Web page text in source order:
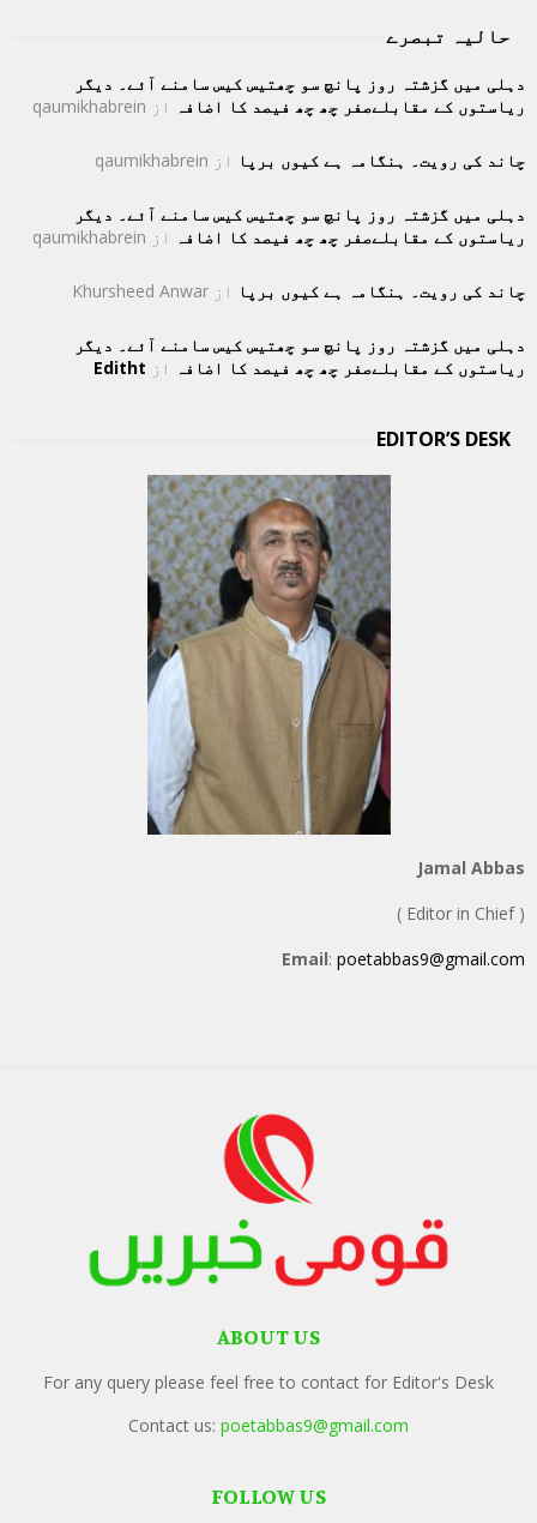
حالیہ تبصرے
دہلی میں گزشتہ روز پانچ سو چھتیس کیس سامنے آئے۔ دیگر
ریاستوں کے مقابلےصفر چھ چھ فیصد کا اضافہ از qaumikhabrein
چاند کی رویت۔ ہنگامہ ہے کیوں برپا از qaumikhabrein
دہلی میں گزشتہ روز پانچ سو چھتیس کیس سامنے آئے۔ دیگر
ریاستوں کے مقابلےصفر چھ چھ فیصد کا اضافہ از qaumikhabrein
چاند کی رویت۔ ہنگامہ ہے کیوں برپا از Khursheed Anwar
دہلی میں گزشتہ روز پانچ سو چھتیس کیس سامنے آئے۔ دیگر
ریاستوں کے مقابلےصفر چھ چھ فیصد کا اضافہ از Editht
EDITOR’S DESK
Jamal Abbas
( Editor in Chief )
Email: poetabbas9@gmail.com
ABOUT US
For any query please feel free to contact for Editor's Desk
Contact us: poetabbas9@gmail.com
FOLLOW US